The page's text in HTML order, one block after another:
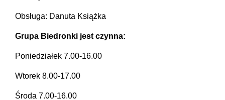
Obsługa: Danuta Książka
Grupa Biedronki jest czynna:
Poniedziałek 7.00-16.00
Wtorek 8.00-17.00
Środa 7.00-16.00